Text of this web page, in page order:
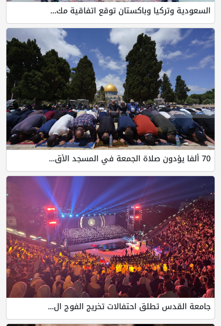
السعودية وتركيا وباكستان توقع اتفاقية مك...
70 ألفا يؤدون صلاة الجمعة في المسجد الأق...
جامعة القدس تطلق احتفالات تخريج الفوج ال...